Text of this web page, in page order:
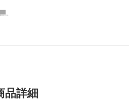
品詳細